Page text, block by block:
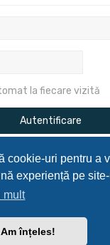
cookie-uri pentru a
experiență pe site-
mult
Am înțeles!
la fiecare vizită